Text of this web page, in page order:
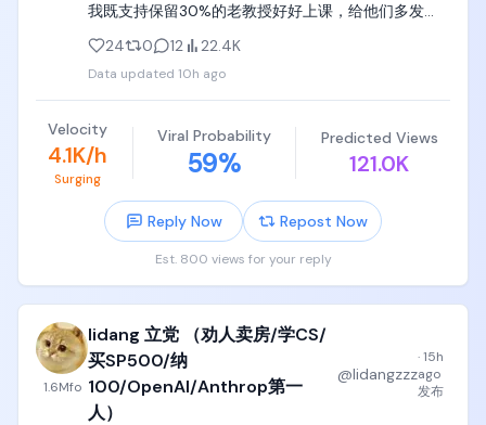
遍，看操作系统不爽就重写，看数据库不爽就重写一
个，天生就是当切格瓦拉的暴脾气，天老大，我老
二，我就是天王老子，
按着脑袋学四年电子自动化，给我理解背诵三极管的
特征曲线，给我学PID调参，给我刷电路题（上学期
+下学期总共10学分），
这种完全等于精神折磨，大部分编程小天才们根本坚
持不下去，就直接精神崩溃了。
对于这种孩子，我唯一忠告就是，放弃幻想，老实实
到了大学阶段，首先要挑选好的学校，深职院、深信
院、广轻工、天津中德、江浙沪公立头部大专，一定
强于99%的二本三本，进去之后才能认真学技术，踏
踏实实吃几年苦，系统性地学两三年专业课，才能有
一个工程行业和技术的起点。
如果为了本科的名声，300分选一个垃圾三本，进去
之后继续混四年日子，刷抖音打游戏浪费四年光阴，
完全是对自己人生和青春的巨大浪费，也是浪费了你
最后一次学习的机会。
我既支持保留30%的老教授好好上课，给他们多发
力全心全意给本科生上课，
我同时支持全部裁掉不做research也不好好上课的
70%的老教授， 请他们去更适合他们的岗位。
24 0 12 22.4K
Data updated 10h ago
Velocity
4.1K/h
Surging
Viral Probability
59%
Predicted Views
121.0K
Reply Now Repost Now
Est. 800 views for your reply
1.6Mfo
lidang 立党 （劝人卖房/学CS/
买SP500/纳
100/OpenAI/Anthrop第一
人）
@lidangzzz
·15h
ago
发布